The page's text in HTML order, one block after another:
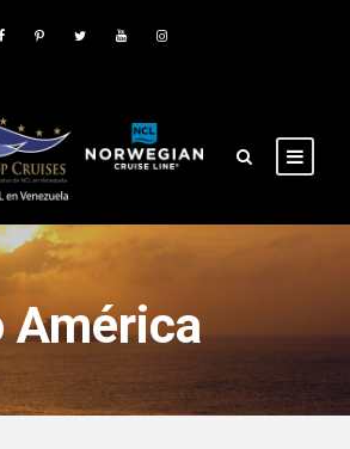
América